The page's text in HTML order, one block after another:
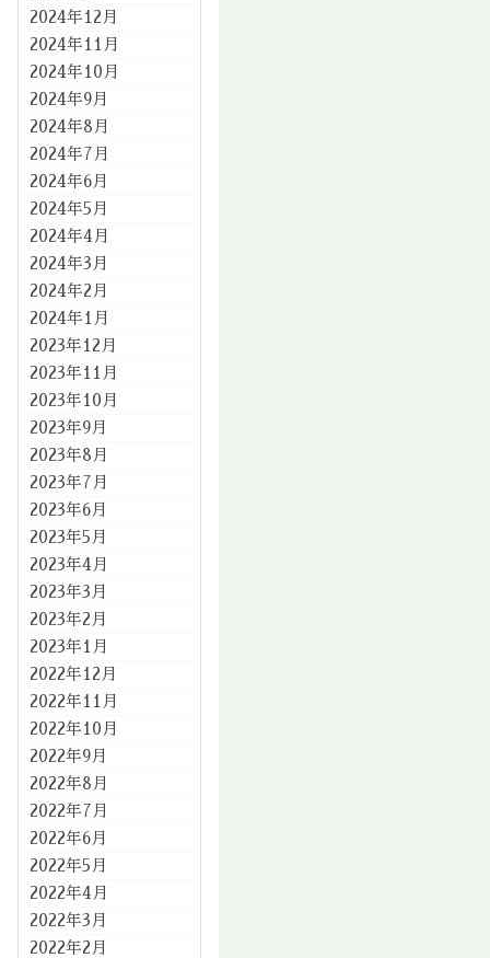
2024年12月
2024年11月
2024年10月
2024年9月
2024年8月
2024年7月
2024年6月
2024年5月
2024年4月
2024年3月
2024年2月
2024年1月
2023年12月
2023年11月
2023年10月
2023年9月
2023年8月
2023年7月
2023年6月
2023年5月
2023年4月
2023年3月
2023年2月
2023年1月
2022年12月
2022年11月
2022年10月
2022年9月
2022年8月
2022年7月
2022年6月
2022年5月
2022年4月
2022年3月
2022年2月